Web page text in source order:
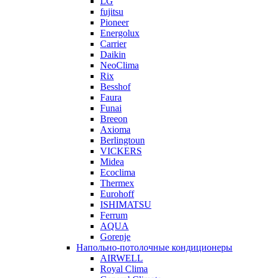
fujitsu
Pioneer
Energolux
Carrier
Daikin
NeoClima
Rix
Besshof
Faura
Funai
Breeon
Axioma
Berlingtoun
VICKERS
Midea
Ecoclima
Thermex
Eurohoff
ISHIMATSU
Ferrum
AQUA
Gorenje
Напольно-потолочные кондиционеры
AIRWELL
Royal Clima